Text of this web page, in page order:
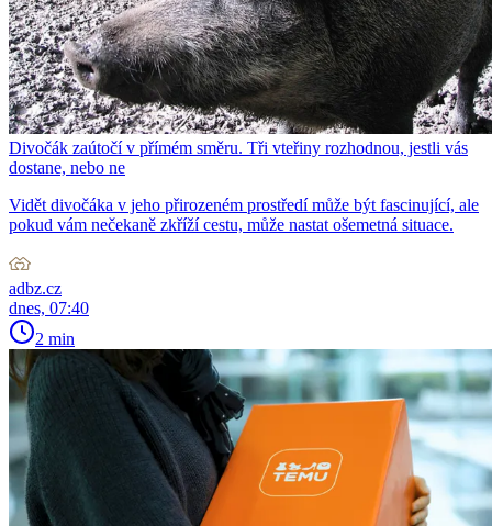
Divočák zaútočí v přímém směru. Tři vteřiny rozhodnou, jestli vás
dostane, nebo ne
Vidět divočáka v jeho přirozeném prostředí může být fascinující, ale
pokud vám nečekaně zkříží cestu, může nastat ošemetná situace.
adbz.cz
dnes, 07:40
2 min